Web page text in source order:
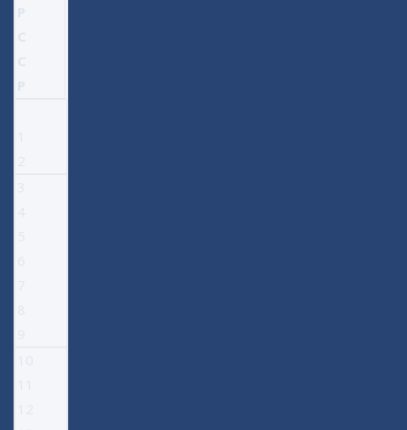
P
C
C
P
1
2
3
4
5
6
7
8
9
10
11
12